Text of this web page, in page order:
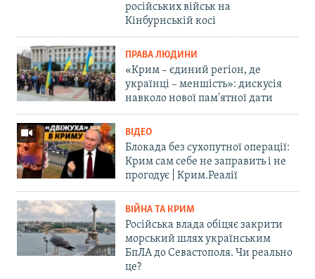
російських військ на
Кінбурнській косі
ПРАВА ЛЮДИНИ
«Крим – єдиний регіон, де
українці – меншість»: дискусія
навколо нової пам'ятної дати
ВІДЕО
Блокада без сухопутної операції:
Крим сам себе не заправить і не
прогодує | Крим.Реалії
ВІЙНА ТА КРИМ
Російська влада обіцяє закрити
морський шлях українським
БпЛА до Севастополя. Чи реально
це?